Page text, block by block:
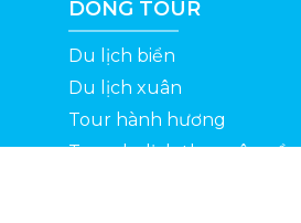
DÒNG TOUR
Du lịch biển
Du lịch xuân
Tour hành hương
Tour du lịch theo yêu cầu